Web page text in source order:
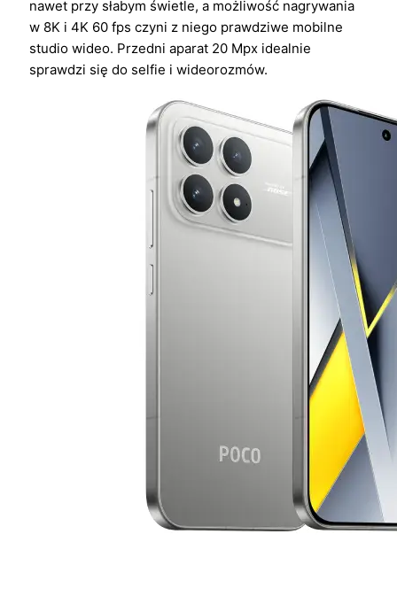
nawet przy słabym świetle, a możliwość nagrywania
w 8K i 4K 60 fps czyni z niego prawdziwe mobilne
studio wideo. Przedni aparat 20 Mpx idealnie
sprawdzi się do selfie i wideorozmów.